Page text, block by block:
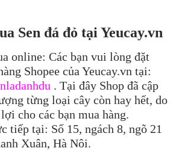
Sen đá đỏ tại Yeucay.vn
online: Các bạn vui lòng đặt
Shopee của Yeucay.vn tại:
. Tại đây Shop đã cập
từng loại cây còn hay hết, do
cho các bạn mua hàng.
tiếp tại: Số 15, ngách 8, ngõ 21
Xuân, Hà Nôi.